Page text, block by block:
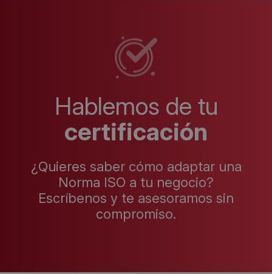
Hablemos de tu
certificación
¿Quieres saber cómo adaptar una
Norma ISO a tu negocio?
Escríbenos y te asesoramos sin
compromiso.